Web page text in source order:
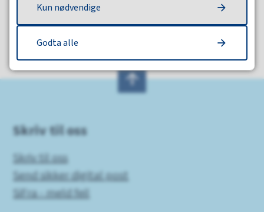
Skriv til oss
Skriv til oss
Send sikker digital post
SiFra - meld feil
Kun nødvendige
Godta alle